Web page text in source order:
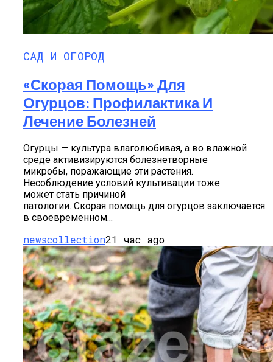
САД И ОГОРОД
«Скорая Помощь» Для
Огурцов: Профилактика И
Лечение Болезней
Огурцы — культура влаголюбивая, а во влажной
среде активизируются болезнетворные
микробы, поражающие эти растения.
Несоблюдение условий культивации тоже
может стать причиной
патологии. Скорая помощь для огурцов заключается
в своевременном...
newscollection21 час ago